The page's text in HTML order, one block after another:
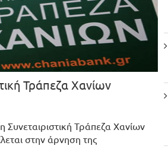
Τράπεζα Χανίων
Τράπεζα Χανίων
στην άρνηση της